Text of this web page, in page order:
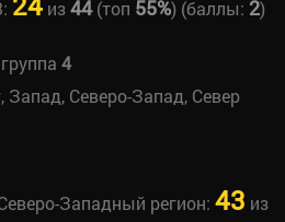
из44(топ 55%) (баллы: 2)
4
Запад, Северо-Запад, Север
Западный регион: 43 из